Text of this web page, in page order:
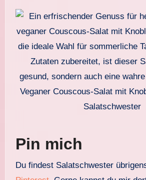
Veganer Couscous-Salat mit
Salatschwester
Pin mich
Du findest Salatschwester